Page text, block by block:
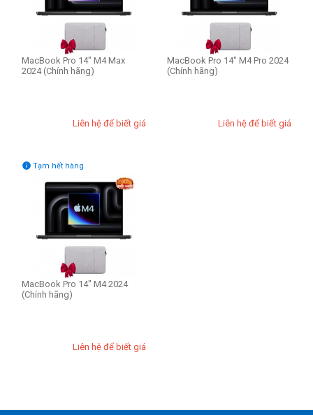
Apple M4 CPU 10-core
Apple M4 Pro CPU 12-core
Apple M4 Max CPU 14-core
Ổ cứng SSD
512GB
1TB
THIẾT LẬP LẠI
MacBook Pro 14" M4 Max
2024 (Chính hãng)
Liên hệ để biết giá
MacBook Pro 14" M4 Pro 2024
(Chính hãng)
Liên hệ để biết giá
Tạm hết hàng

MacBook Pro 14" M4 2024
(Chính hãng)
Liên hệ để biết giá